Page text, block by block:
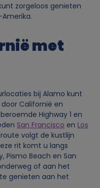
zorgeloos genieten
met
bij Alamo kunt
Californië en
Highway 1 en
San Francisco en Los
volgt de kustlijn
rit komt u langs
Pismo Beach en San
of aan het
genieten aan het